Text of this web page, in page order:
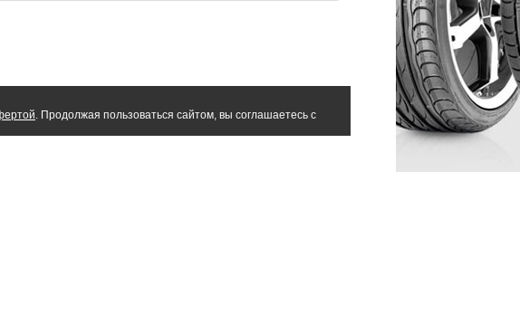
. Продолжая пользоваться сайтом, вы соглашаетесь с